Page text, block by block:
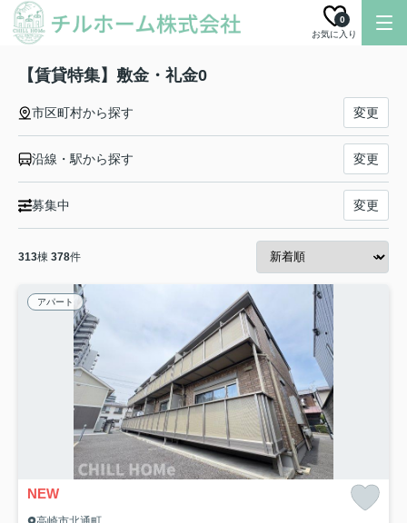
お気に入り
0
【賃貸特集】敷金・礼金0
市区町村から探す 変更
沿線・駅から探す 変更
募集中 変更
313棟 378件
アパート
NEW